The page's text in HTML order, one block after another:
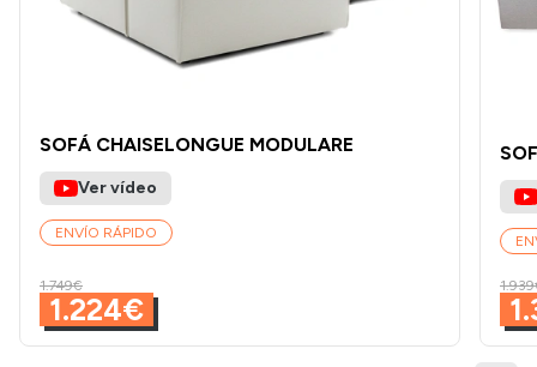
SOFÁ CHAISELONGUE MODULARE
Ver vídeo
ENVÍO RÁPIDO
1.749€
1.224€